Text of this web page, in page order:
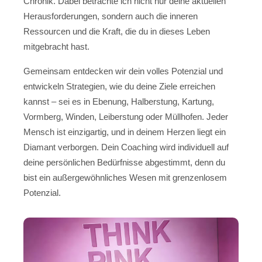
Herausforderungen, sondern auch die inneren
Ressourcen und die Kraft, die du in dieses Leben
mitgebracht hast.
Gemeinsam entdecken wir dein volles Potenzial und
entwickeln Strategien, wie du deine Ziele erreichen
kannst – sei es in Ebenung, Halberstung, Kartung,
Vormberg, Winden, Leiberstung oder Müllhofen. Jeder
Mensch ist einzigartig, und in deinem Herzen liegt ein
Diamant verborgen. Dein Coaching wird individuell auf
deine persönlichen Bedürfnisse abgestimmt, denn du
bist ein außergewöhnliches Wesen mit grenzenlosem
Potenzial.